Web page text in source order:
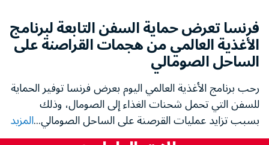
فرنسا تعرض حماية السفن التابعة لبرنامج
الأغذية العالمي من هجمات القراصنة على
الساحل الصومالي
رحب برنامج الأغذية العالمي اليوم بعرض فرنسا توفير الحماية
للسفن التي تحمل شحنات الغذاء إلى الصومال، وذلك
بسبب تزايد عمليات القرصنة على الساحل الصومالي...المزيد